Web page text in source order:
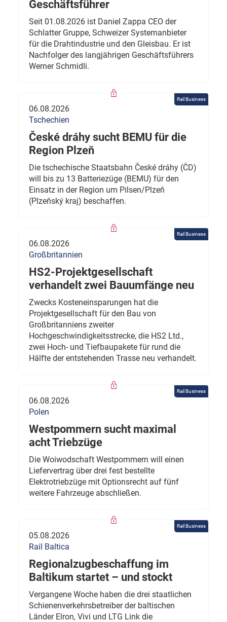
Geschäftsführer
Seit 01.08.2026 ist Daniel Zappa CEO der
Schlatter Gruppe, Schweizer Systemanbieter
für die Drahtindustrie und den Gleisbau. Er ist
Nachfolger des langjährigen Geschäftsführers
Werner Schmidli.
Rail Business
06.08.2026
Tschechien
České dráhy sucht BEMU für die
Region Plzeň
Die tschechische Staatsbahn České dráhy (ČD)
will bis zu 13 Batteriezüge (BEMU) für den
Einsatz in der Region um Pilsen/Plzeň
(Plzeňský kraj) beschaffen.
Rail Business
06.08.2026
Großbritannien
HS2-Projektgesellschaft
verhandelt zwei Bauumfänge neu
Zwecks Kosteneinsparungen hat die
Projektgesellschaft für den Bau von
Großbritanniens zweiter
Hochgeschwindigkeitsstrecke, die HS2 Ltd.,
zwei Hoch- und Tiefbaupakete für rund die
Hälfte der entstehenden Trasse neu verhandelt.
Rail Business
06.08.2026
Polen
Westpommern sucht maximal
acht Triebzüge
Die Woiwodschaft Westpommern will einen
Liefervertrag über drei fest bestellte
Elektrotriebzüge mit Optionsrecht auf fünf
weitere Fahrzeuge abschließen.
Rail Business
05.08.2026
Rail Baltica
Regionalzugbeschaffung im
Baltikum startet – und stockt
Vergangene Woche haben die drei staatlichen
Schienenverkehrsbetreiber der baltischen
Länder Elron, Vivi und LTG Link die